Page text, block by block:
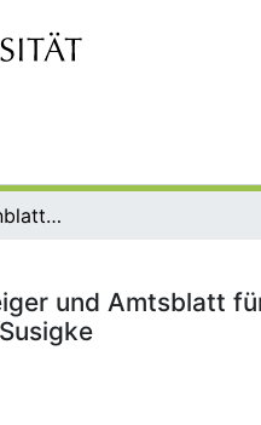
Akener Nachrichtenblatt ; Nr. 521 : Akener Stadtanzeiger und Amtsblatt für die Stadt Aken (Elbe) einschließlich der Ortschaften Mennewitz, Kleinzerbst, Kühren und Susigke
und Amtsblatt